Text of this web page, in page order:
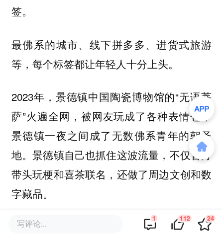
签。
最佛系的城市、线下拼多多、进货式旅游
等，每个标签都让年轻人十分上头。
2023年，景德镇中国陶瓷博物馆的“无语菩
萨”火遍全网，被网友玩成了各种表情包，
景德镇一夜之间成了无数佛系青年的朝圣
地。景德镇自己也抓住这波流量，不仅官方
带头玩梗和喜茶联名，还做了周边文创和数
字藏品。
写评论... 1 112 24